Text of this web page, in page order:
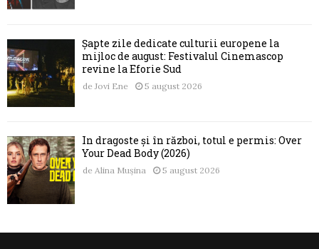
Șapte zile dedicate culturii europene la
mijloc de august: Festivalul Cinemascop
revine la Eforie Sud
de Jovi Ene 5 august 2026
În dragoste și în război, totul e permis: Over
Your Dead Body (2026)
de Alina Mușina 5 august 2026